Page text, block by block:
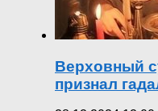
Верховный
признал